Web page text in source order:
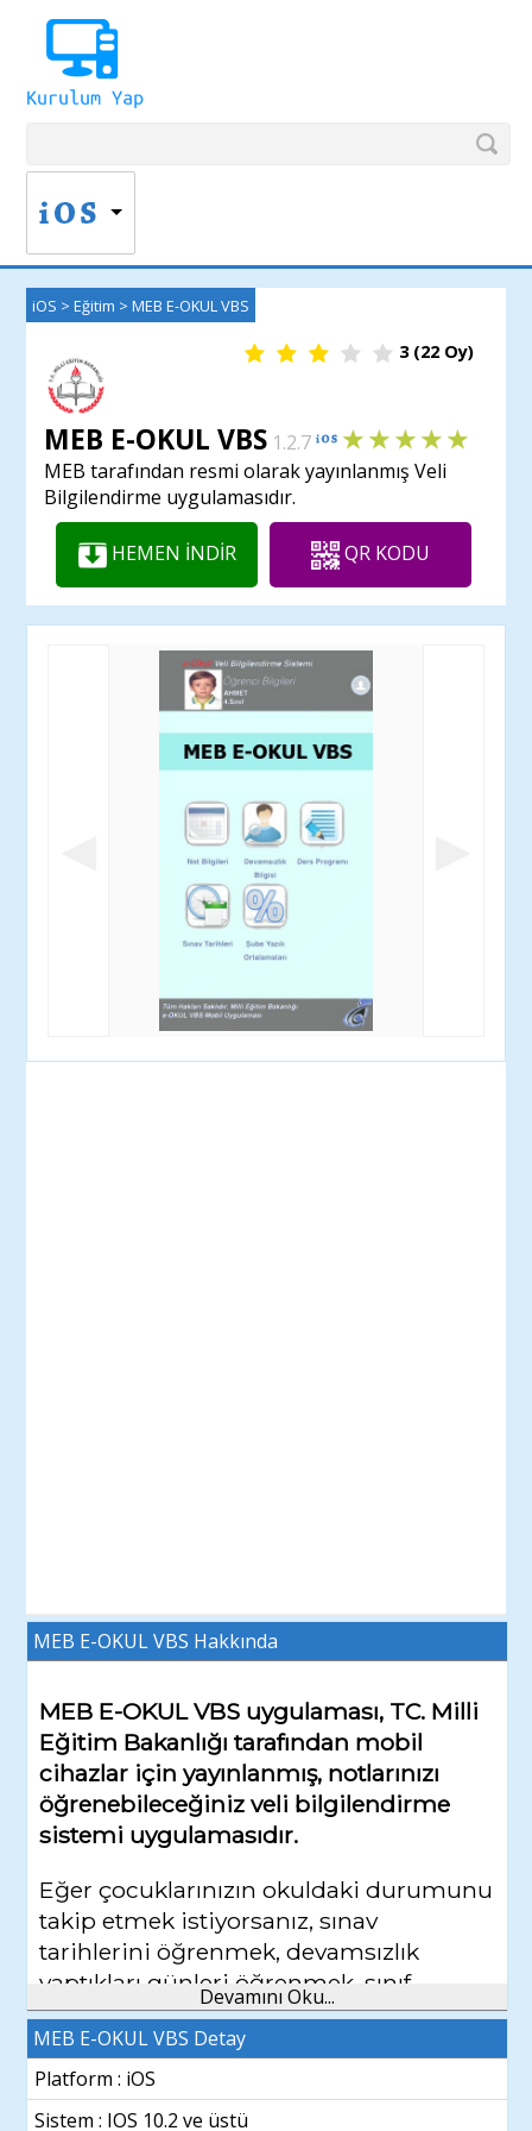
iOS >Eğitim >MEB E-OKUL VBS
3(22Oy)
MEB E-OKUL VBS 1.2.7
MEB tarafından resmi olarak yayınlanmış Veli
Bilgilendirme uygulamasıdır.
HEMEN İNDİR QR KODU
MEB E-OKUL VBS Hakkında
MEB E-OKUL VBS uygulaması, TC. Milli
Eğitim Bakanlığı tarafından mobil
cihazlar için yayınlanmış, notlarınızı
öğrenebileceğiniz veli bilgilendirme
sistemi uygulamasıdır.
Eğer çocuklarınızın okuldaki durumunu
takip etmek istiyorsanız, sınav
tarihlerini öğrenmek, devamsızlık
yaptıkları günleri öğrenmek, sınıf
ortalamasına göre ne durumda
olduğunu bilmek, ders programını
takip etmek gibi işlemleri kolaylıkla
yapmanın yolunu arıyorsanız, MEB E-
Devamını Oku...
MEB E-OKUL VBS Detay
Platform : iOS
Sistem : IOS 10.2 ve üstü